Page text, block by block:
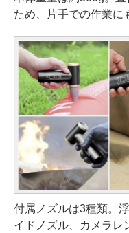
ため、片手での作業に
付属ノズルは3種類。
イドノズル、カメラレ